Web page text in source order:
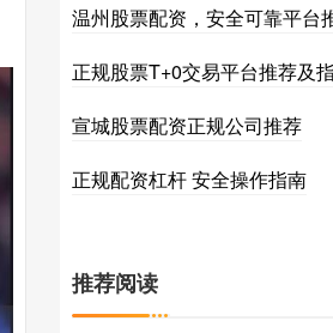
温州股票配资，安全可靠平台
正规股票T+0交易平台推荐及
宣城股票配资正规公司推荐
正规配资杠杆 安全操作指南
推荐阅读